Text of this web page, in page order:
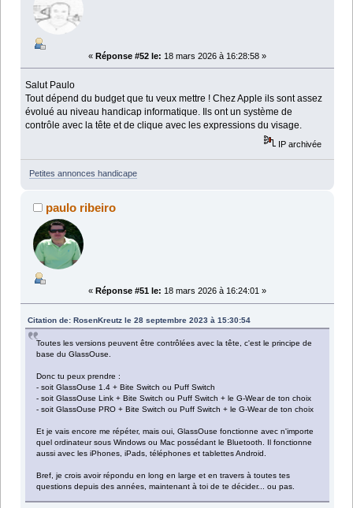
« Réponse #52 le: 18 mars 2026 à 16:28:58 »
Salut Paulo
Tout dépend du budget que tu veux mettre ! Chez Apple ils sont assez
évolué au niveau handicap informatique. Ils ont un système de
contrôle avec la tête et de clique avec les expressions du visage.
IP archivée
Petites annonces handicape
paulo ribeiro
« Réponse #51 le: 18 mars 2026 à 16:24:01 »
Citation de: RosenKreutz le 28 septembre 2023 à 15:30:54
Toutes les versions peuvent être contrôlées avec la tête, c'est le principe de
base du GlassOuse.
Donc tu peux prendre :
- soit GlassOuse 1.4 + Bite Switch ou Puff Switch
- soit GlassOuse Link + Bite Switch ou Puff Switch + le G-Wear de ton choix
- soit GlassOuse PRO + Bite Switch ou Puff Switch + le G-Wear de ton choix
Et je vais encore me répéter, mais oui, GlassOuse fonctionne avec n'importe
quel ordinateur sous Windows ou Mac possédant le Bluetooth. Il fonctionne
aussi avec les iPhones, iPads, téléphones et tablettes Android.
Bref, je crois avoir répondu en long en large et en travers à toutes tes
questions depuis des années, maintenant à toi de te décider... ou pas.